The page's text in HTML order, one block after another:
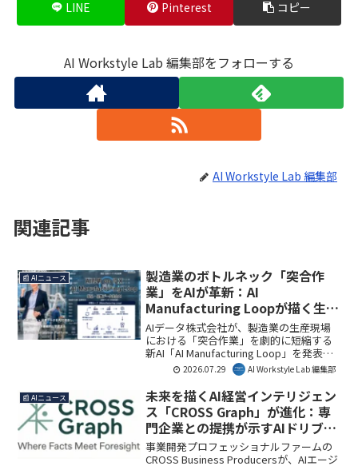
LINE Pinterest コピー
AI Workstyle Lab 編集部をフォローする
AI Workstyle Lab 編集部
関連記事
📰 AIニュース
製造業のボトルネック「突合作
業」をAIが革新：AI
Manufacturing Loopが描く生産
現場の未来
AIデータ株式会社が、製造業の生産現場
における「突合作業」を劇的に短縮する
新AI「AI Manufacturing Loop」を発表し
ました。本プラットフォームは、生産デ
ータと品質データをAIで突合し、成功パ
ターンを継続的に学習することで、品質
向上、歩留まり向上、原価低減、技能継
承、生産性向上といった多岐にわたる効
果が期待されています。
2026.07.29 AI Workstyle Lab 編集部
📰 AIニュース
未来を描くAI経営インテリジェン
ス「CROSS Graph」が進化：専
門企業との提携が示すAIドリブン
組織の実現
事業開発プロフェッショナルファームの
CROSS Business Producersが、AIエージ